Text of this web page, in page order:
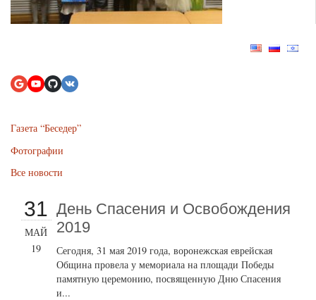
Газета “Беседер”
Фотографии
Все новости
31
МАЙ
19
День Спасения и Освобождения
2019
Сегодня, 31 мая 2019 года, воронежская еврейская
Община провела у мемориала на площади Победы
памятную церемонию, посвященную Дню Спасения
и...